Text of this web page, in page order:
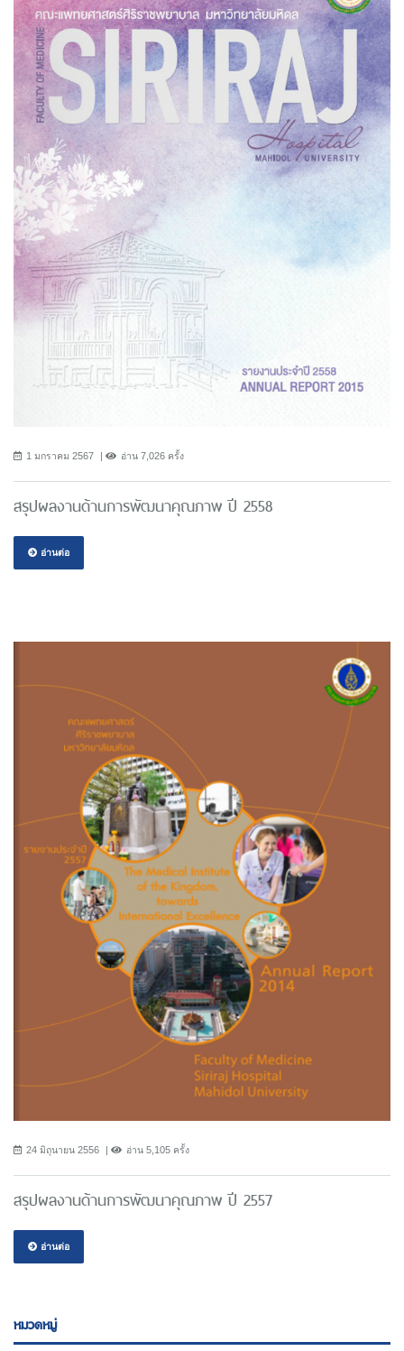
1 มกราคม 2567 อ่าน 7,026 ครั้ง
สรุปผลงานด้านการพัฒนาคุณภาพ ปี 2558
อ่านต่อ
24 มิถุนายน 2556 อ่าน 5,105 ครั้ง
สรุปผลงานด้านการพัฒนาคุณภาพ ปี 2557
อ่านต่อ
หมวดหมู่